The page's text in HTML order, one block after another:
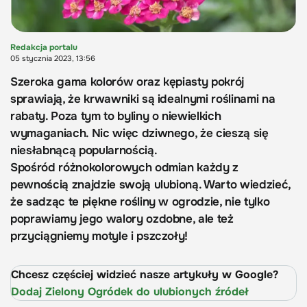
Redakcja portalu
05 stycznia 2023, 13:56
Szeroka gama kolorów oraz kępiasty pokrój
sprawiają, że krwawniki są idealnymi roślinami na
rabaty. Poza tym to byliny o niewielkich
wymaganiach. Nic więc dziwnego, że cieszą się
niesłabnącą popularnością.
Spośród różnokolorowych odmian każdy z
pewnością znajdzie swoją ulubioną. Warto wiedzieć,
że sadząc te piękne rośliny w ogrodzie, nie tylko
poprawiamy jego walory ozdobne, ale też
przyciągniemy motyle i pszczoły!
Chcesz częściej widzieć nasze artykuły w Google?
Dodaj Zielony Ogródek do ulubionych źródeł